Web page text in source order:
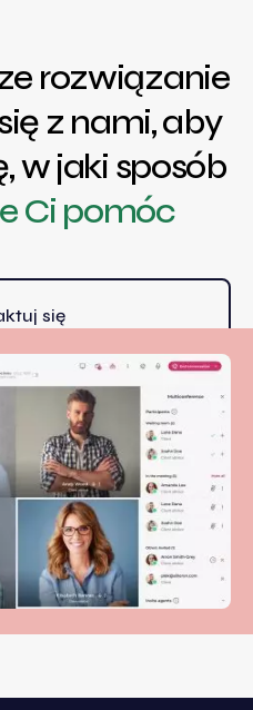
rozwiązanie
z nami, aby
w jaki sposób
Ci pomóc
się